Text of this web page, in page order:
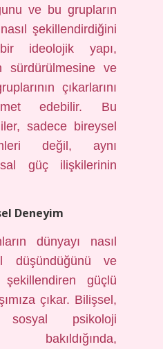
ve bu grupların
şekillendirdiğini
ideolojik yapı,
sürdürülmesine ve
çıkarlarını
edebilir. Bu
sadece bireysel
değil, aynı
güç ilişkilerinin
Deneyim
dünyayı nasıl
düşündüğünü ve
güçlü
çıkar. Bilişsel,
psikoloji
bakıldığında,